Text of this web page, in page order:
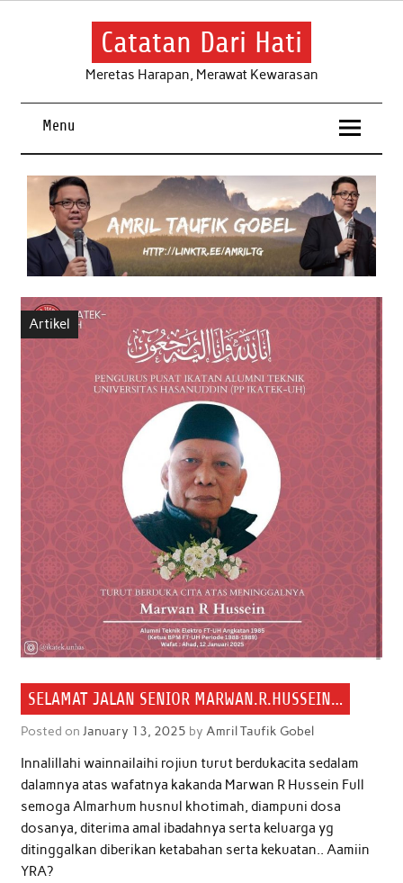
Skip
Catatan Dari Hati
Meretas Harapan, Merawat Kewarasan
Menu
Artikel
SELAMAT JALAN SENIOR MARWAN.R.HUSSEIN…
Posted on January 13, 2025 by Amril Taufik Gobel
Innalillahi wainnailaihi rojiun turut berdukacita sedalam
dalamnya atas wafatnya kakanda Marwan R Hussein Full
semoga Almarhum husnul khotimah, diampuni dosa
dosanya, diterima amal ibadahnya serta keluarga yg
ditinggalkan diberikan ketabahan serta kekuatan.. Aamiin
YRA?